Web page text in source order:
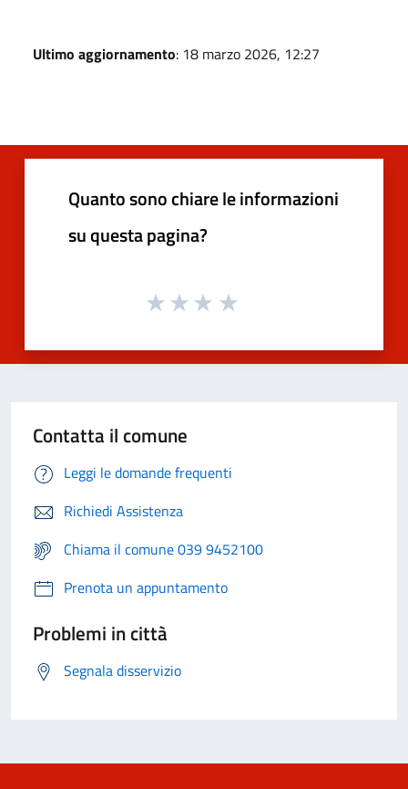
Ultimo aggiornamento: 18 marzo 2026, 12:27
Quanto sono chiare le informazioni
su questa pagina?
Contatta il comune
Leggi le domande frequenti
Richiedi Assistenza
Chiama il comune 039 9452100
Prenota un appuntamento
Problemi in città
Segnala disservizio